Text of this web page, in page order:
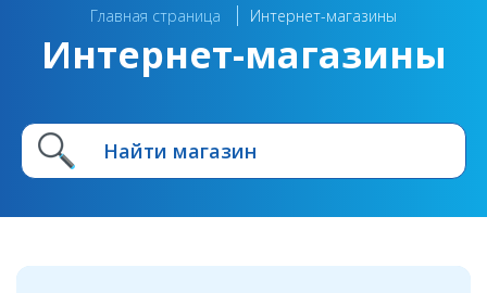
Главная страница Интернет-магазины
Интернет-магазины